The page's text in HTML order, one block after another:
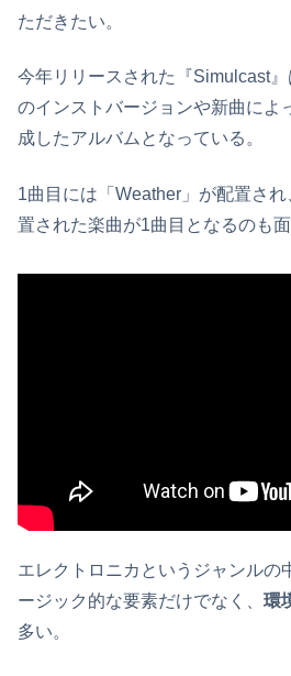
ただきたい。
今年リリースされた『Simulcast
のインストバージョンや新曲によ
成したアルバムとなっている。
1曲目には「Weather」が配置さ
置された楽曲が1曲目となるのも面
エレクトロニカというジャンルの
ージック的な要素だけでなく、 環
多い。